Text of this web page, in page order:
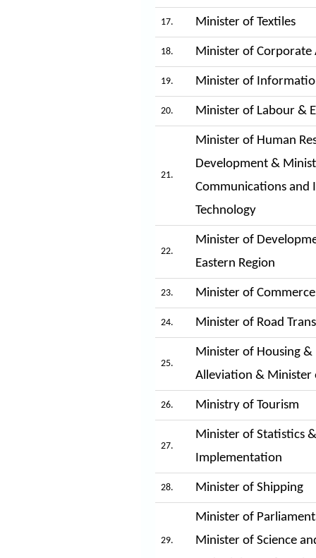
17. Minister of Textiles
18. Minister of Corporate
19. Minister of
20. Minister of Labour &
21.
Minister of Human
Development &
Communications and
Technology
22.
Minister of
Eastern Region
23. Minister of
24. Minister of Road
25.
Minister of Housing
Alleviation & Minister
26. Ministry of Tourism
27.
Minister of Statistics
Implementation
28. Minister of Shipping
29.
Minister of
Minister of Science